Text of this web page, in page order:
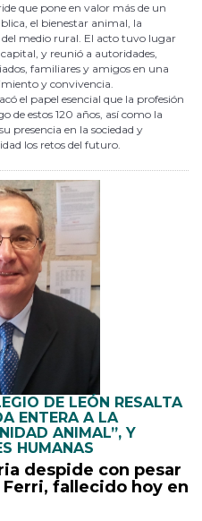
que pone en valor más de un
el bienestar animal, la
medio rural. El acto tuvo lugar
y reunió a autoridades,
familiares y amigos en una
y convivencia.
el papel esencial que la profesión
de estos 120 años, así como la
presencia en la sociedad y
los retos del futuro.
DE LEÓN RESALTA
ENTERA A LA
ANIMAL”, Y
HUMANAS
despide con pesar
fallecido hoy en